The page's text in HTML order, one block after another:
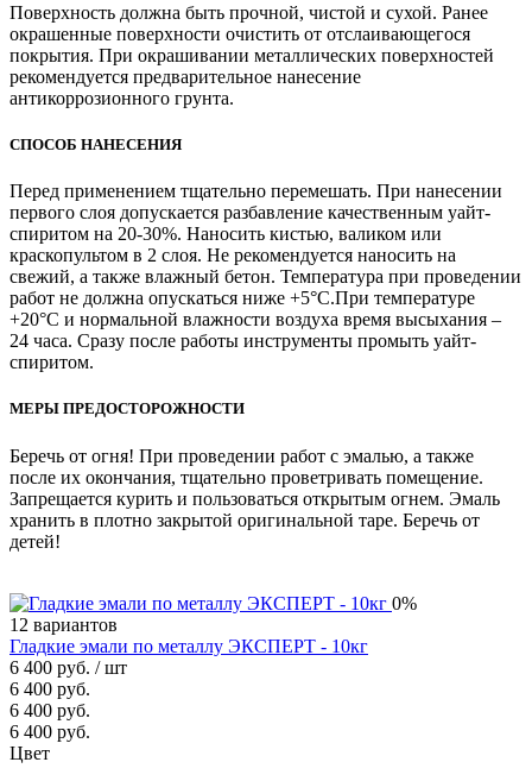
Поверхность должна быть прочной, чистой и сухой. Ранее
окрашенные поверхности очистить от отслаивающегося
покрытия. При окрашивании металлических поверхностей
рекомендуется предварительное нанесение
антикоррозионного грунта.
СПОСОБ НАНЕСЕНИЯ
Перед применением тщательно перемешать. При нанесении
первого слоя допускается разбавление качественным уайт-
спиритом на ­20-30%. Наносить кистью, валиком или
краскопультом в 2 слоя. Не рекоменду­ется наносить на
свежий, а также влажный бетон. Температура при проведении
работ не должна опускаться ниже +5°С.При температуре
+20°С и нормальной влажности воздуха время высыхания –
24 часа. Сразу после работы инструменты промыть уайт-
спиритом.
МЕРЫ ПРЕДОСТОРОЖНОСТИ
Беречь от огня! При проведении работ с эмалью, а также
после их окончания, тщательно проветривать помещение.
Запрещается курить и пользо­ваться открытым огнем. Эмаль
хранить в плотно закрытой оригиналь­ной таре. Беречь от
детей!
0%
12 вариантов
Гладкие эмали по металлу ЭКСПЕРТ - 10кг
6 400 руб. / шт
6 400 руб.
6 400 руб.
6 400 руб.
Цвет